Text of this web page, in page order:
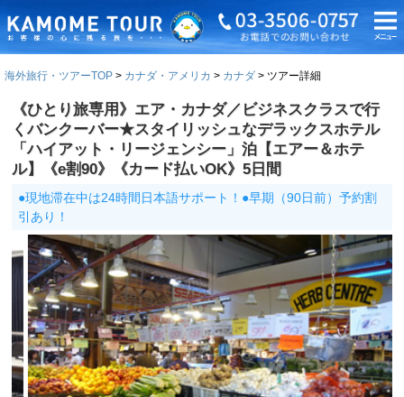
海外旅行・ツアーTOP カナダ・アメリカ カナダ ツアー詳細
《ひとり旅専用》エア・カナダ／ビジネスクラスで行
くバンクーバー★スタイリッシュなデラックスホテル
「ハイアット・リージェンシー」泊【エアー＆ホテ
ル】《e割90》《カード払いOK》5日間
●現地滞在中は24時間日本語サポート！●早期（90日前）予約割
引あり！